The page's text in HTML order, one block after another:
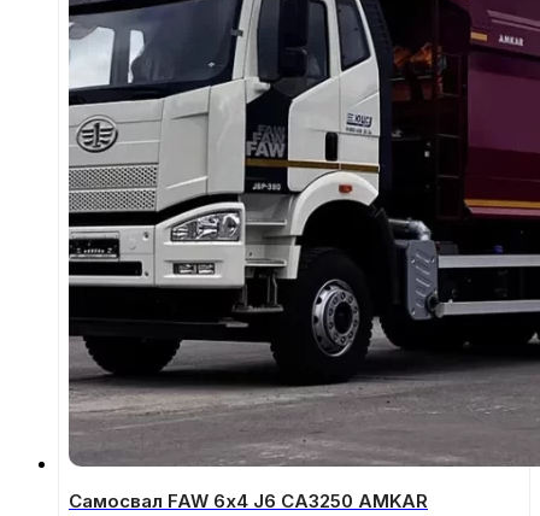
Самосвал FAW 6х4 J6 СА3250 AMKAR